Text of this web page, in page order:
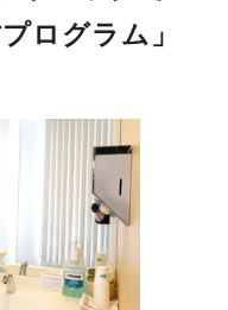
ログラム」